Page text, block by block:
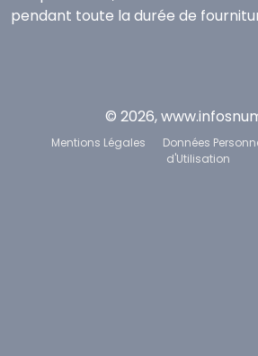
pendant toute la durée de
© 2026,
Mentions Légales Données
d'Utilisation